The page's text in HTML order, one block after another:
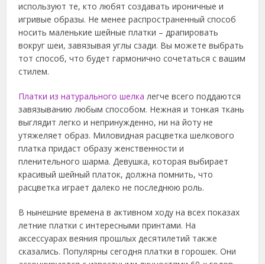
используют те, кто любят создавать ироничные и
игривые образы. Не менее распространенный способ
носить маленькие шейные платки – драпировать
вокруг шеи, завязывая углы сзади. Вы можете выбрать
тот способ, что будет гармонично сочетаться с вашим
стилем.
Платки из натурального шелка легче всего поддаются
завязыванию любым способом. Нежная и тонкая ткань
выглядит легко и непринужденно, ни на йоту не
утяжеляет образ. Миловидная расцветка шелкового
платка придаст образу женственности и
пленительного шарма. Девушка, которая выбирает
красивый шейный платок, должна помнить, что
расцветка играет далеко не последнюю роль.
В нынешние времена в активном ходу на всех показах
летние платки с интересными принтами. На
аксессуарах веяния прошлых десятилетий также
сказались. Популярны сегодня платки в горошек. Они